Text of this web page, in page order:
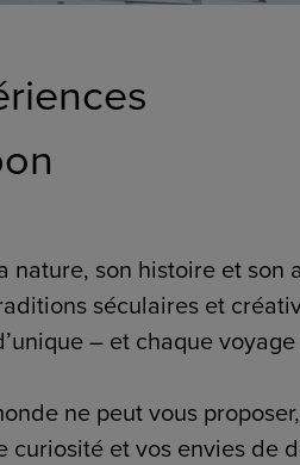
nature, son histoire et son
séculaires et
– et chaque
ne peut vous
curiosité et vos envies de